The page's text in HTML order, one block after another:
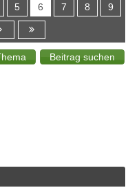
5 6 7 8 9